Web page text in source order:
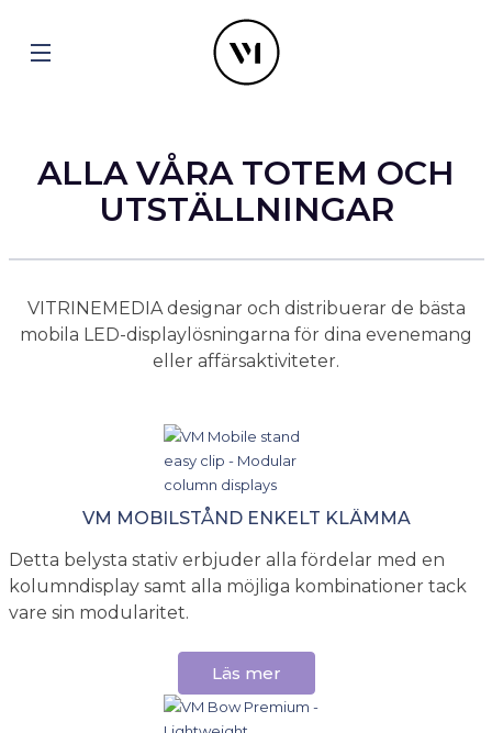
ALLA VÅRA TOTEM OCH
UTSTÄLLNINGAR
VITRINEMEDIA designar och distribuerar de bästa
mobila LED-displaylösningarna för dina evenemang
eller affärsaktiviteter.
VM MOBILSTÅND ENKELT KLÄMMA
Detta belysta stativ erbjuder alla fördelar med en
kolumndisplay samt alla möjliga kombinationer tack
vare sin modularitet.
Läs mer